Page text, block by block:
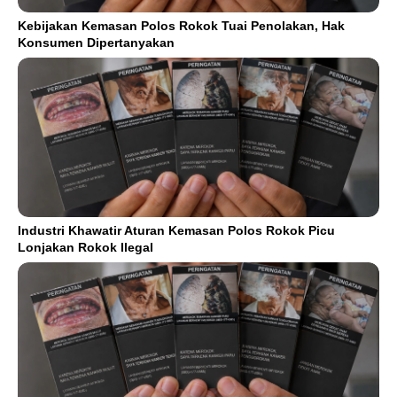
Kebijakan Kemasan Polos Rokok Tuai Penolakan, Hak
Konsumen Dipertanyakan
Industri Khawatir Aturan Kemasan Polos Rokok Picu
Lonjakan Rokok Ilegal